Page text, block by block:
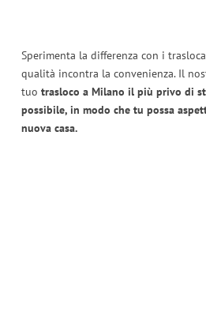
Sperimenta la differenza con i
qualità incontra la convenienza. Il
tuo trasloco a Milano il più privo di
possibile, in modo che tu possa
nuova casa.